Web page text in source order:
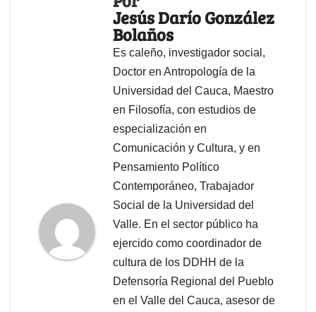
Jesús Darío González
Bolaños
Es caleño, investigador social,
Doctor en Antropología de la
Universidad del Cauca, Maestro
en Filosofía, con estudios de
especialización en
Comunicación y Cultura, y en
Pensamiento Político
Contemporáneo, Trabajador
Social de la Universidad del
Valle. En el sector público ha
ejercido como coordinador de
cultura de los DDHH de la
Defensoría Regional del Pueblo
en el Valle del Cauca, asesor de